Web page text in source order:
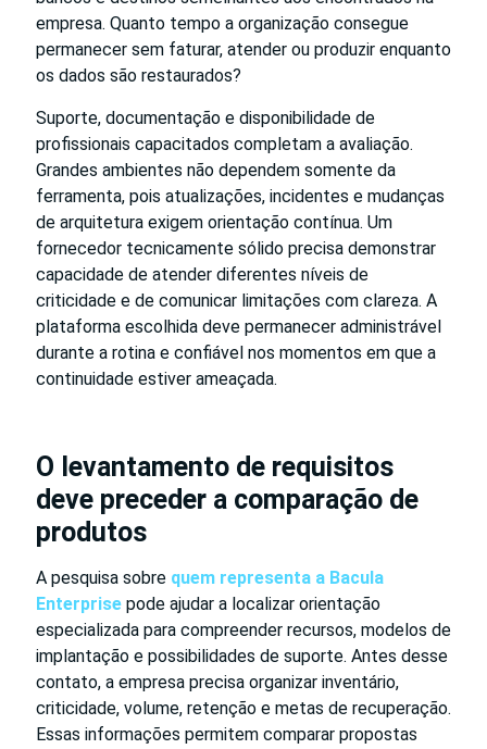
empresa. Quanto tempo a organização consegue
permanecer sem faturar, atender ou produzir enquanto
os dados são restaurados?
Suporte, documentação e disponibilidade de
profissionais capacitados completam a avaliação.
Grandes ambientes não dependem somente da
ferramenta, pois atualizações, incidentes e mudanças
de arquitetura exigem orientação contínua. Um
fornecedor tecnicamente sólido precisa demonstrar
capacidade de atender diferentes níveis de
criticidade e de comunicar limitações com clareza. A
plataforma escolhida deve permanecer administrável
durante a rotina e confiável nos momentos em que a
continuidade estiver ameaçada.
O levantamento de requisitos
deve preceder a comparação de
produtos
A pesquisa sobre quem representa a Bacula
Enterprise pode ajudar a localizar orientação
especializada para compreender recursos, modelos de
implantação e possibilidades de suporte. Antes desse
contato, a empresa precisa organizar inventário,
criticidade, volume, retenção e metas de recuperação.
Essas informações permitem comparar propostas